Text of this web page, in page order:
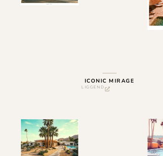
ICONIC MIRAGE
LIGGEND